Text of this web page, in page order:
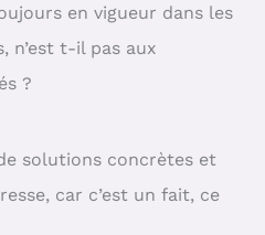
en vigueur dans les
n’est t-il pas aux
?
solutions concrètes et
car c’est un fait, ce